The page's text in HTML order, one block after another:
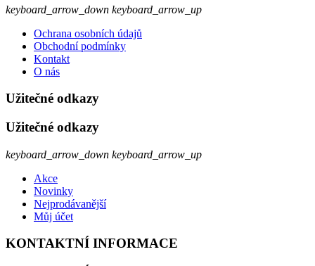
keyboard_arrow_down keyboard_arrow_up
Ochrana osobních údajů
Obchodní podmínky
Kontakt
O nás
Užitečné odkazy
Užitečné odkazy
keyboard_arrow_down keyboard_arrow_up
Akce
Novinky
Nejprodávanější
Můj účet
KONTAKTNÍ INFORMACE